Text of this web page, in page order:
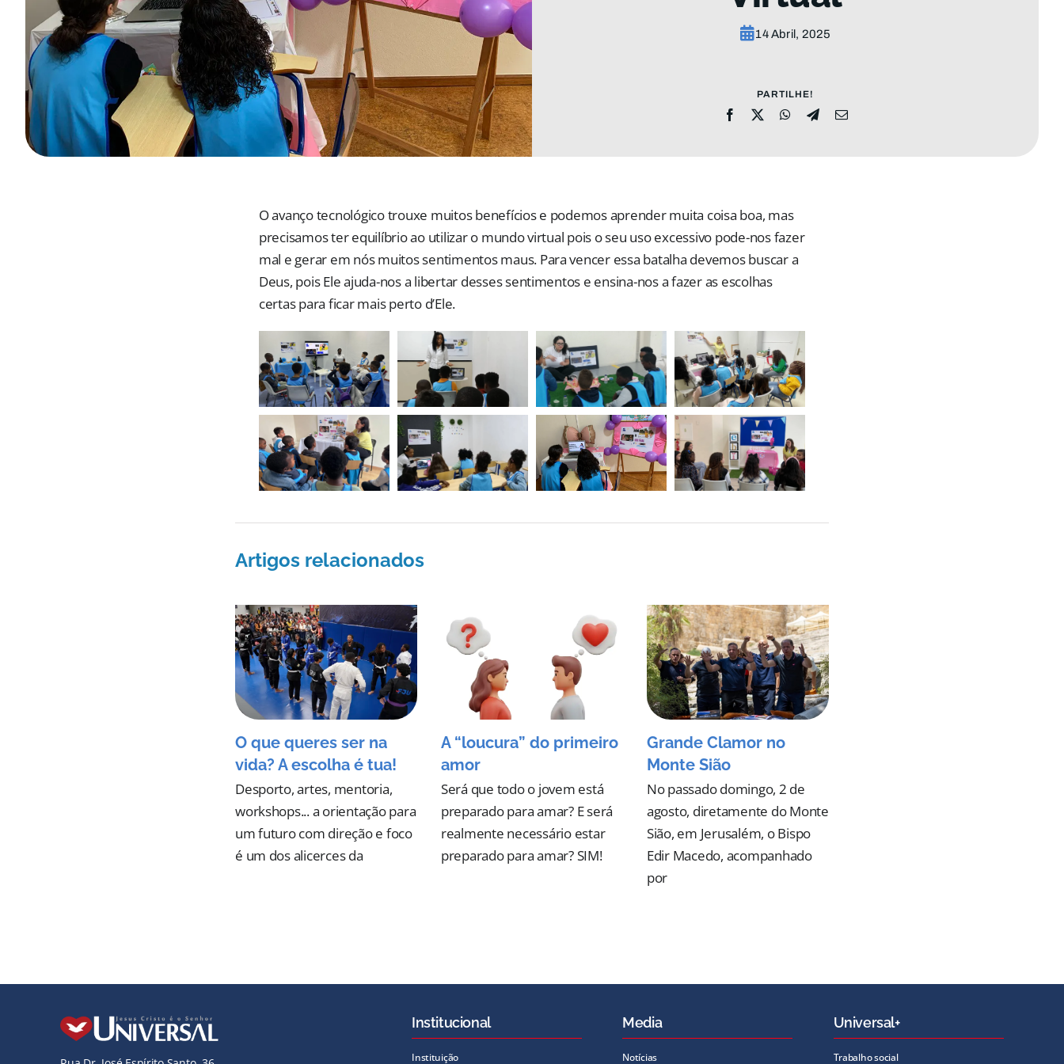
14 Abril, 2025
PARTILHE!
O avanço tecnológico trouxe muitos benefícios e podemos aprender muita coisa boa, mas
precisamos ter equilíbrio ao utilizar o mundo virtual pois o seu uso excessivo pode-nos fazer
mal e gerar em nós muitos sentimentos maus. Para vencer essa batalha devemos buscar a
Deus, pois Ele ajuda-nos a libertar desses sentimentos e ensina-nos a fazer as escolhas
certas para ficar mais perto d’Ele.
Artigos relacionados
O que queres ser na
vida? A escolha é tua!
Desporto, artes, mentoria,
workshops... a orientação para
um futuro com direção e foco
é um dos alicerces da
A “loucura” do primeiro
amor
Será que todo o jovem está
preparado para amar? E será
realmente necessário estar
preparado para amar? SIM!
Grande Clamor no
Monte Sião
No passado domingo, 2 de
agosto, diretamente do Monte
Sião, em Jerusalém, o Bispo
Edir Macedo, acompanhado
por
Institucional
Instituição
Media
Notícias
Universal+
Trabalho social